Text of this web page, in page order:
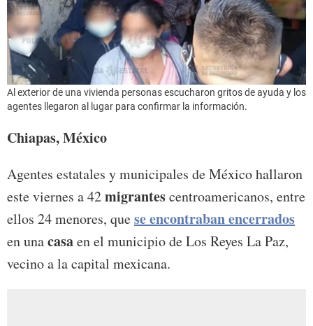
Al exterior de una vivienda personas escucharon gritos de ayuda y los
agentes llegaron al lugar para confirmar la información.
Chiapas, México
Agentes estatales y municipales de México hallaron
este viernes a 42migrantescentroamericanos, entre
ellos 24 menores, quese encontraban encerrados
en unacasaen el municipio de Los Reyes La Paz,
vecino a la capital mexicana.